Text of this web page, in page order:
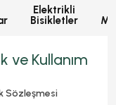
Elektrikli
Bisikletler
ve Kullanım
Sözleşmesi